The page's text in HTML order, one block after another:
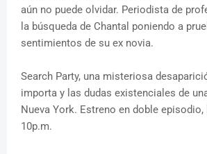
aún no puede olvidar. Periodista de
la búsqueda de Chantal poniendo a
sentimientos de su ex novia.
Search Party, una misteriosa
importa y las dudas existenciales de
Nueva York. Estreno en doble
10p.m.